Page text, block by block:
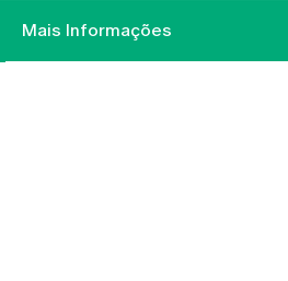
Mais Informações